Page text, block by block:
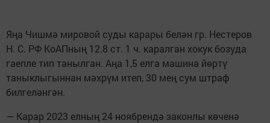
Яңа Чишмә мировой суды карары белән гр. Нестеров
Н. С. РФ КоАПның 12.8 ст. 1 ч. каралган хокук бозуда
гаепле тип танылган. Аңа 1,5 елга машина йөртү
таныклыгыннан мәхрүм итеп, 30 мең сум штраф
билгеләнгән.
— Карар 2023 елның 24 ноябрендә законлы көченә